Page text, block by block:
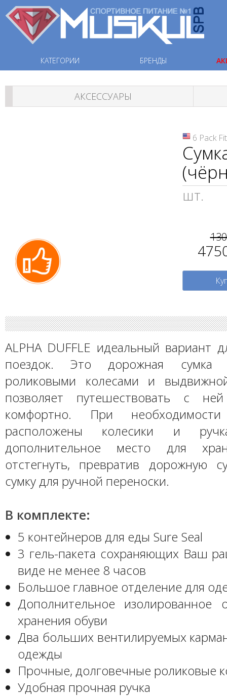
КАТЕГОРИИ БРЕНДЫ
АКСЕССУАРЫ
6 Pack
шт.
ALPHA DUFFLE идеальный вариант
поездок. Это дорожная
роликовыми колесами и
позволяет путешествовать с
комфортно. При
расположены колесики и
дополнительное место для
отстегнуть, превратив дорожную
сумку для ручной переноски.
В комплекте:
5 контейнеров для еды Sure Seal
3 гель-пакета сохраняющих Ваш
виде не менее 8 часов
Большое главное отделение для
Дополнительное изолированное
хранения обуви
Два больших вентилируемых
одежды
Прочные, долговечные роликовые
Удобная прочная ручка